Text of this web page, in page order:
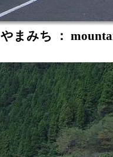
やまみち ：